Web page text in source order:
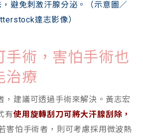
避免刺激汗腺分泌。（示意圖／
達志影像）
手術，害怕手術也
治療
，建議可透過手術來解決。黃志宏
有使用旋轉刮刀可將大汗腺刮除，
害怕手術者，則可考慮採用微波熱